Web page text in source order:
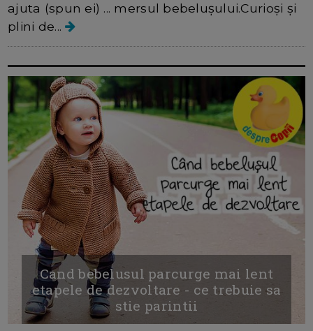
ajuta (spun ei) ... mersul bebelușului.Curioși și
plini de...
Cand bebelusul parcurge mai lent
etapele de dezvoltare - ce trebuie sa
stie parintii